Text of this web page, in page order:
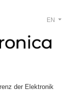
der Elektronik
EN